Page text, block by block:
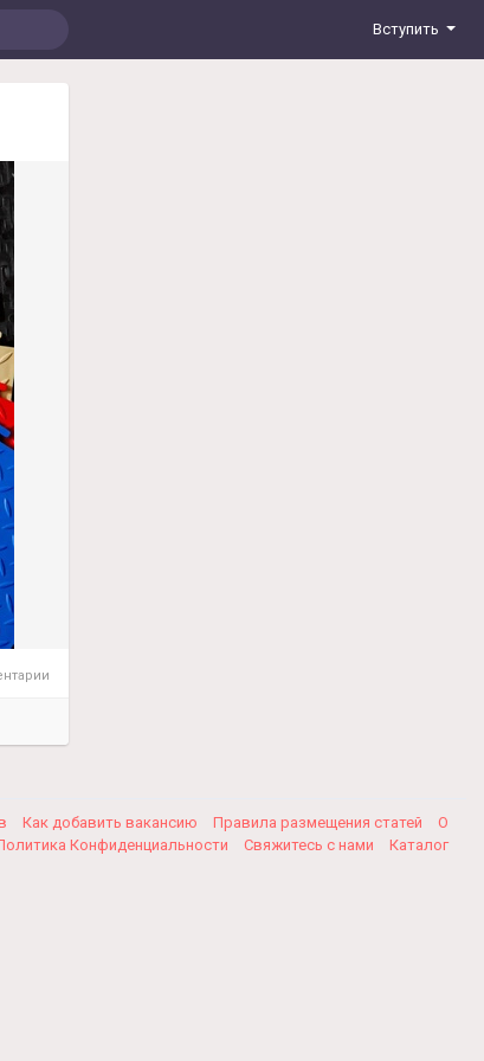
Вступить
Как добавить вакансию Правила размещения статей
О
Конфиденциальности Свяжитесь с нами Каталог